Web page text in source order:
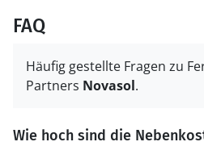
FAQ
Häufig gestellte Fragen zu
Partners Novasol.
Wie hoch sind die